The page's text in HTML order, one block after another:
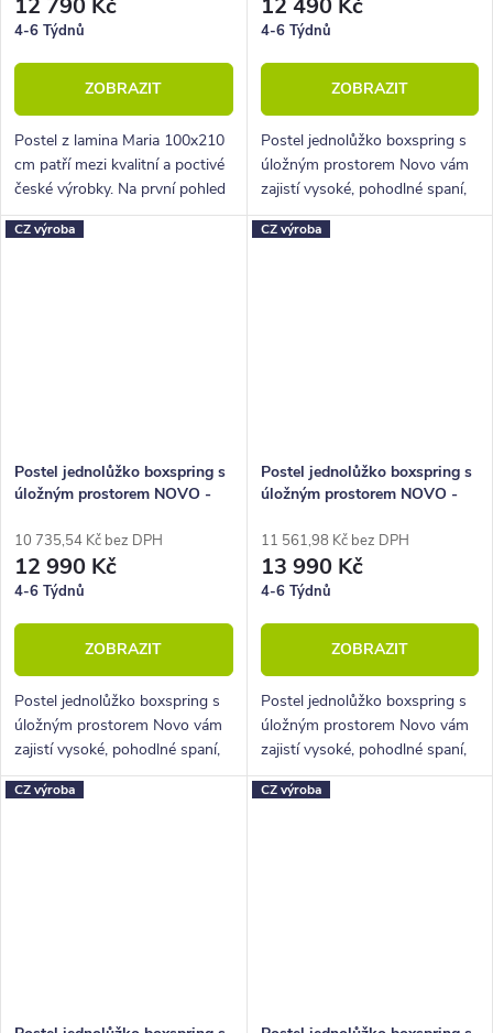
4-6 Týdnů
ZOBRAZIT
Postel z lamina Maria 100x210
cm patří mezi kvalitní a poctivé
české výrobky. Na první pohled
zaujme lehkým a elegantním
designem.
4-6 Týdnů
ZOBRAZIT
Postel jednolůžko boxspring s
úložným prostorem Novo vám
zajistí vysoké, pohodlné spaní,
úložný prostor i krásný
designový prvek do vaší
CZ výroba
Postel jednolůžko boxspring s
úložným prostorem NOVO -
10 735,54 Kč bez DPH
12 990 Kč
4-6 Týdnů
ZOBRAZIT
Postel jednolůžko boxspring s
úložným prostorem Novo vám
zajistí vysoké, pohodlné spaní,
úložný prostor i krásný
designový prvek do vaší
CZ výroba
Postel jednolůžko boxspring s
úložným prostorem NOVO -
11 561,98 Kč bez DPH
13 990 Kč
4-6 Týdnů
ZOBRAZIT
Postel jednolůžko boxspring s
úložným prostorem Novo vám
zajistí vysoké, pohodlné spaní,
úložný prostor i krásný
designový prvek do vaší
CZ výroba CZ výroba